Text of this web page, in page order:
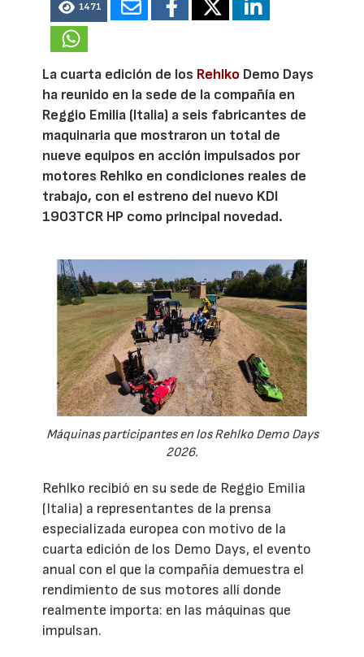
1471
La cuarta edición de los Rehlko Demo Days
ha reunido en la sede de la compañía en
Reggio Emilia (Italia) a seis fabricantes de
maquinaria que mostraron un total de
nueve equipos en acción impulsados por
motores Rehlko en condiciones reales de
trabajo, con el estreno del nuevo KDI
1903TCR HP como principal novedad.
Máquinas participantes en los Rehlko Demo Days
2026.
Rehlko recibió en su sede de Reggio Emilia
(Italia) a representantes de la prensa
especializada europea con motivo de la
cuarta edición de los Demo Days, el evento
anual con el que la compañía demuestra el
rendimiento de sus motores allí donde
realmente importa: en las máquinas que
impulsan.